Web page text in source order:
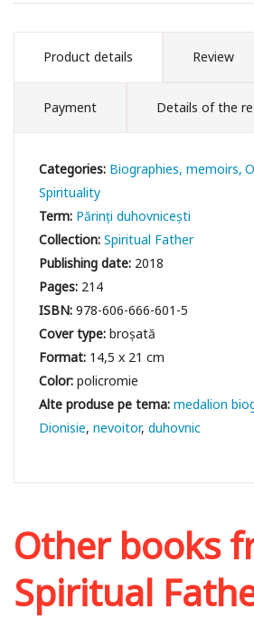
Product details Review
Payment Details of the
Categories: Biographies, memoirs
Spirituality
Term: Părinți duhovnicești
Collection:Spiritual Father
Publishing date: 2018
Pages: 214
ISBN:978-606-666-601-5
Cover type:broșată
Format: 14,5 x 21 cm
Color:policromie
medalion
Dionisie nevoitor duhovnic
Other books
Spiritual